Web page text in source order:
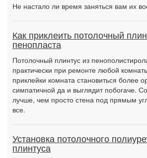
Не настало ли время заняться вам их
Как приклеить потолочный
пенопласта
Потолочный плинтус из
практически при ремонте любой
приклейки комната становиться более
симпатичной да и выглядит побогаче.
лучше, чем просто стена под прямым
все.
Установка потолочного
плинтуса